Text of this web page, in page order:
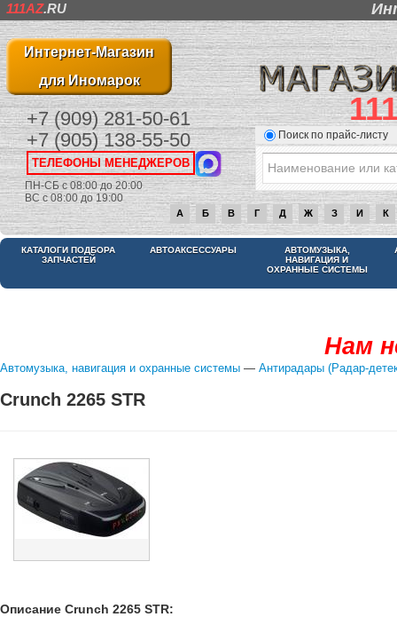
111AZ.RU
Интернет-Магазин
для Иномарок
+7 (909) 281-50-61
+7 (905) 138-55-50
ТЕЛЕФОНЫ МЕНЕДЖЕРОВ
ПН-СБ с 08:00 до 20:00
ВС с 08:00 до 19:00
Поиск по прайс-листу
А Б В Г Д Ж З И К
КАТАЛОГИ ПОДБОРА
ЗАПЧАСТЕЙ
АВТОАКСЕССУАРЫ
АВТОМУЗЫКА,
НАВИГАЦИЯ И
ОХРАННЫЕ СИСТЕМЫ
Нам
Автомузыка, навигация и охранные системы — Антирадары (Радар-
Crunch 2265 STR
Описание Crunch 2265 STR: